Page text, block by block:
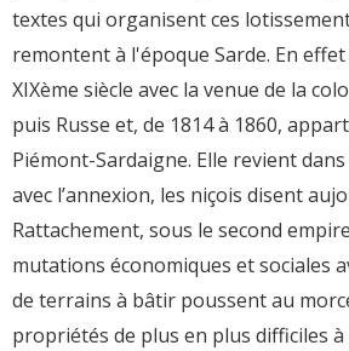
textes qui organisent ces
remontent à l'époque Sarde. En
XIXème siècle avec la venue de la
puis Russe et, de 1814 à 1860,
Piémont-Sardaigne. Elle revient
avec l’annexion, les niçois disent
Rattachement, sous le second
mutations économiques et sociales
de terrains à bâtir poussent au
propriétés de plus en plus difficiles